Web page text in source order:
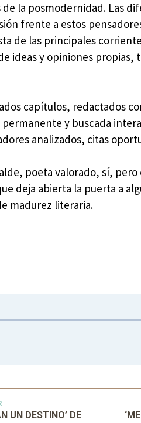
la posmodernidad. Las
frente a estos
de las principales
ideas y opiniones propias,
capítulos, redactados
y buscada
analizados, citas
poeta valorado, sí,
deja abierta la puerta a
madurez literaria.
UN DESTINO’ DE